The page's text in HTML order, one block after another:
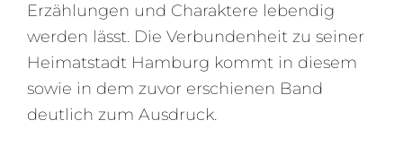
Erzählungen und Charaktere lebendig
werden lässt. Die Verbundenheit zu seiner
Heimatstadt Hamburg kommt in diesem
sowie in dem zuvor erschienen Band
deutlich zum Ausdruck.